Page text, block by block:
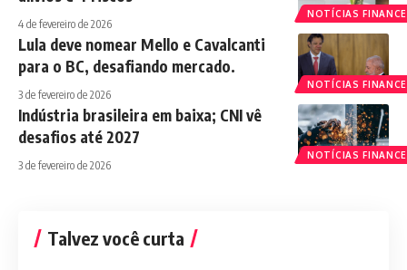
NOTÍCIAS
4 de fevereiro de 2026
NOTÍCIAS
Lula deve nomear Mello e Cavalcanti
para o BC, desafiando mercado.
3 de fevereiro de 2026
NOTÍCIAS
Indústria brasileira em baixa; CNI vê
desafios até 2027
3 de fevereiro de 2026
Talvez você curta